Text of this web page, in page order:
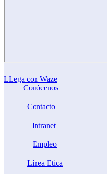
LLega con Waze
Conócenos
Contacto
Intranet
Empleo
Línea Etica